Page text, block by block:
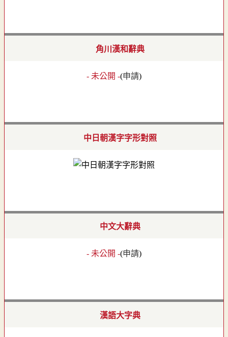
角川漢和辭典
- 未公開 -(申請)
中日朝漢字字形對照
中文大辭典
- 未公開 -(申請)
漢語大字典